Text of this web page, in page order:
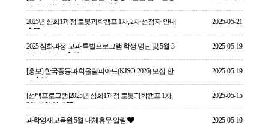
안내(심화2과정 및 중등사사)
2025년 심화1과정 로봇과학캠프 1차, 2차 선정자 안내 2025-05-21
2025 심화과정 교과 특별프로그램 학생 명단 및 5월 3
1일 수업 안내
2025-05-19
[홍보] 한국중등과학올림피아드(KJSO-2026) 모집 안
내
2025-05-19
[선택프로그램]2025년 심화1과정 로봇과학캠프 1차,
2차 신청 안내
2025-05-15
과학영재교육원 5월 대체휴무 알림 2025-05-10